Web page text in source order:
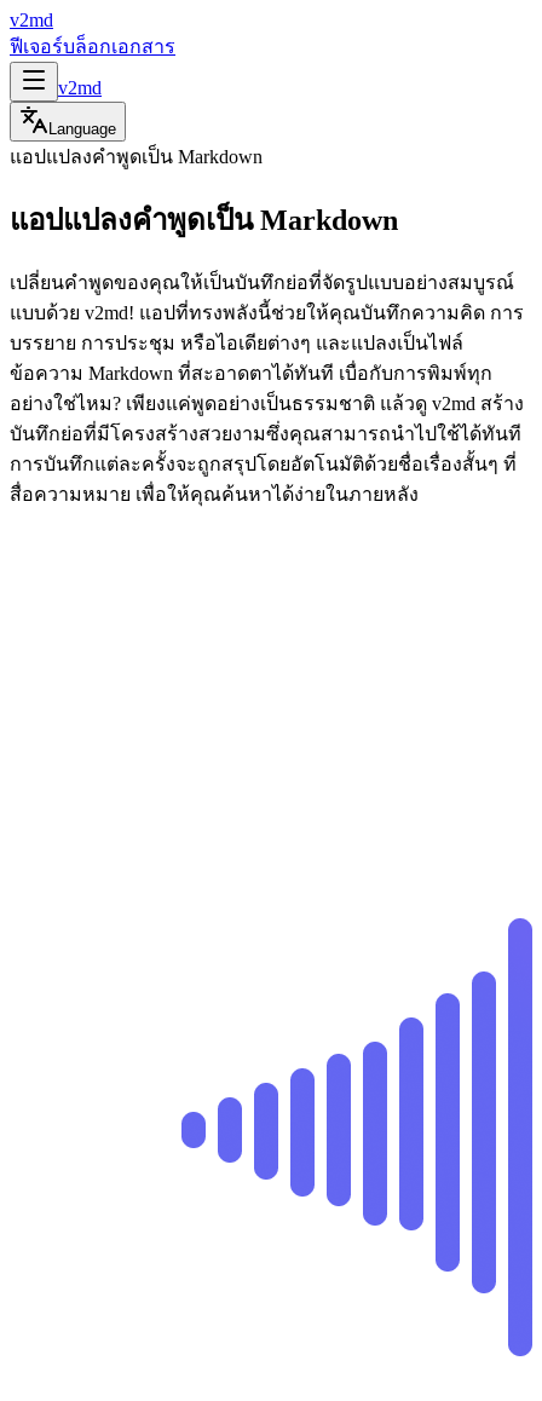
v2md
ฟีเจอร์บล็อกเอกสาร
v2md
Language
แอปแปลงคำพูดเป็น Markdown
แอปแปลงคำพูดเป็น Markdown
เปลี่ยนคำพูดของคุณให้เป็นบันทึกย่อที่จัดรูปแบบอย่างสมบูรณ์
แบบด้วย v2md! แอปที่ทรงพลังนี้ช่วยให้คุณบันทึกความคิด การ
บรรยาย การประชุม หรือไอเดียต่างๆ และแปลงเป็นไฟล์
ข้อความ Markdown ที่สะอาดตาได้ทันที เบื่อกับการพิมพ์ทุก
อย่างใช่ไหม? เพียงแค่พูดอย่างเป็นธรรมชาติ แล้วดู v2md สร้าง
บันทึกย่อที่มีโครงสร้างสวยงามซึ่งคุณสามารถนำไปใช้ได้ทันที
การบันทึกแต่ละครั้งจะถูกสรุปโดยอัตโนมัติด้วยชื่อเรื่องสั้นๆ ที่
สื่อความหมาย เพื่อให้คุณค้นหาได้ง่ายในภายหลัง